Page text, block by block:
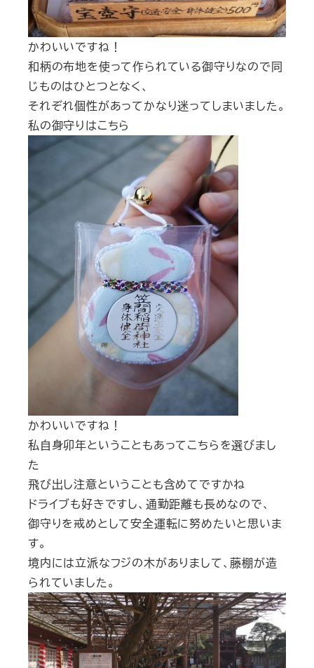
かわいいですね！
和柄の布地を使って作られている御守りなので同
じものはひとつとなく、
それぞれ個性があってかなり迷ってしまいました。
私の御守りはこちら
かわいいですね！
私自身卯年ということもあってこちらを選びまし
た
飛び出し注意ということも含めてですかね
ドライブも好きですし、通勤距離も長めなので、
御守りを戒めとして安全運転に努めたいと思いま
す。
境内には立派なフジの木がありまして、藤棚が造
られていました。